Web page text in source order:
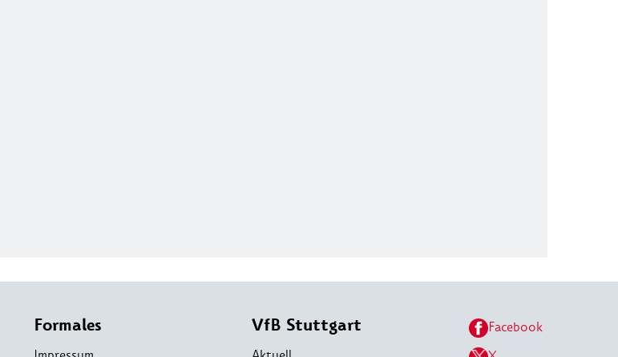
Formales VfB Stuttgart
Facebook